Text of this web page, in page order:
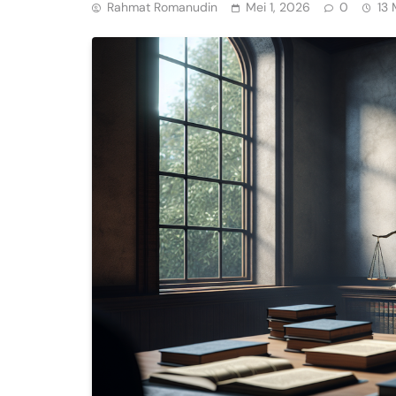
Rahmat Romanudin Mei 1, 2026 0 13